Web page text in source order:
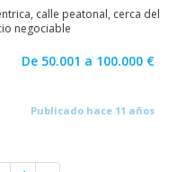
calle peatonal, cerca del
negociable
De 50.001 a 100.000 €
Publicado hace 11 años